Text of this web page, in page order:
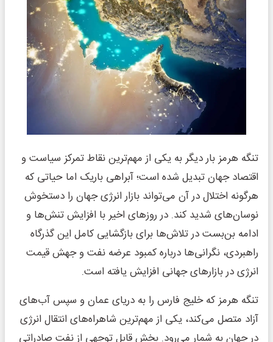
تنگه هرمز بار دیگر به یکی از مهم‌ترین نقاط تمرکز سیاست و
اقتصاد جهان تبدیل شده است؛ آبراهی باریک اما حیاتی که
هرگونه اختلال در آن می‌تواند بازار انرژی جهان را دستخوش
نوسان‌های شدید کند. در روزهای اخیر با افزایش تنش‌ها و
ادامه بن‌بست در تلاش‌ها برای بازگشایی کامل این گذرگاه
راهبردی، نگرانی‌ها درباره کمبود عرضه نفت و جهش قیمت
انرژی در بازارهای جهانی افزایش یافته است.
تنگه هرمز که خلیج فارس را به دریای عمان و سپس آب‌های
آزاد متصل می‌کند، یکی از مهم‌ترین شاهراه‌های انتقال انرژی
در جهان به شمار می‌رود. بخش قابل توجهی از نفت صادراتی